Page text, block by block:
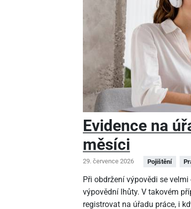
Evidence na
měsíci
29. července 2026 Pojištění
Při obdržení výpovědi se
výpovědní lhůty. V takovém
registrovat na úřadu práce, i